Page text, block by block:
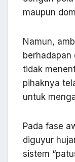
maupun
Namun,
tidak
pihaknya
untuk
Pada fase
diguyur
sistem